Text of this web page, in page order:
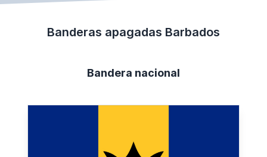
Banderas apagadas Barbados
Bandera nacional